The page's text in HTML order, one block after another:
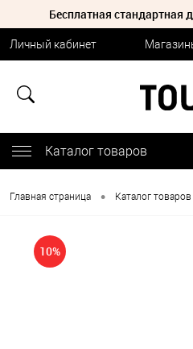
Бесплатная стандартная
Личный кабинет
Каталог товаров
Главная страница • Каталог товаров
10%